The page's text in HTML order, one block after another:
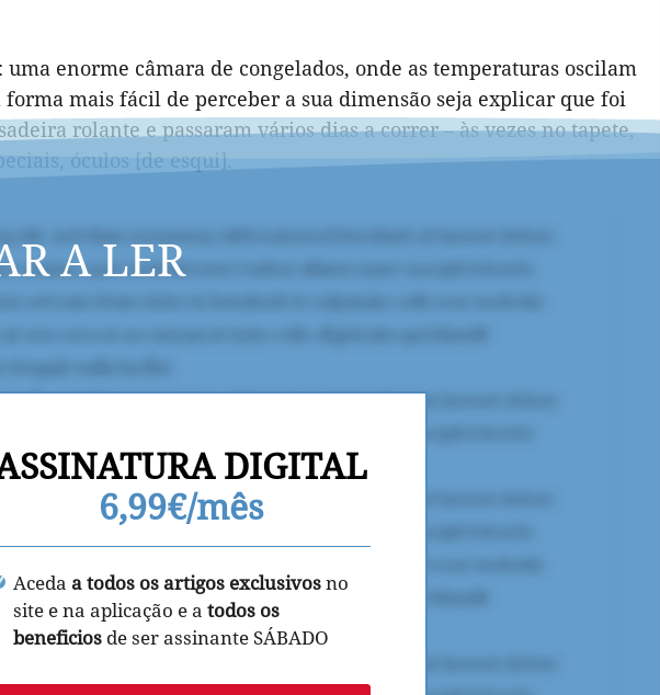
enorme câmara de congelados, onde as temperaturas oscilam
forma mais fácil de perceber a sua dimensão seja explicar que foi
rolante e passaram vários dias a correr – às vezes no tapete,
óculos [de esqui].
A LER
DIGITAL
6,99€/mês
Aceda a todos os artigos exclusivosno
site e na aplicação e a todos os
beneficios de ser assinante SÁBADO